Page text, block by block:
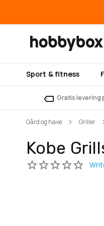
Sport & fitness
Gratis levering
Gård og have Griller
Kobe